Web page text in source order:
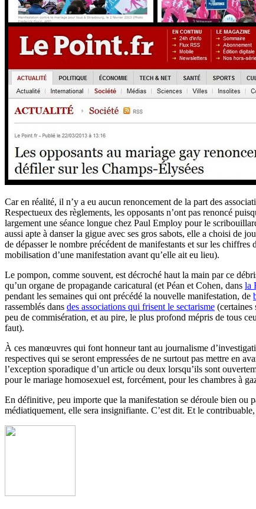
Car en réalité, il n’y a eu aucun renoncement de la part des
Respectueux des règlements, les opposants n’ont pas renoncé
largement une séance longue chez Paul Employ pour le
aussi apte à danser la gigue avec ses gros sabots, elle a choisi de
de dépasser le nombre précédent de manifestants et sur les
mobilisation d’une manifestation avant qu’elle ait eu lieu).
Le pompon, comme souvent, est décroché haut la main par ce
qu’un organe de propagande caricatural (et Péan et Cohen, dans la
pendant les semaines qui ont précédé la nouvelle manifestation, de
rassemblés dans des associations qui frisent le sectarisme (certaines
peu de commisération, et au pire, le plus profond mépris de tous
faut).
À ces manœuvres qui font honneur tant au journalisme
respectives qui se seront empressées de ne surtout pas mettre en
l’exception sporadique d’un article ou deux lorsqu’ils sont
pour le mariage homosexuel est, forcément, pour les chambres à
En définitive, peu importe que la manifestation se déroule bien ou
médiatiquement, elle sera insignifiante. C’est dit. Et le